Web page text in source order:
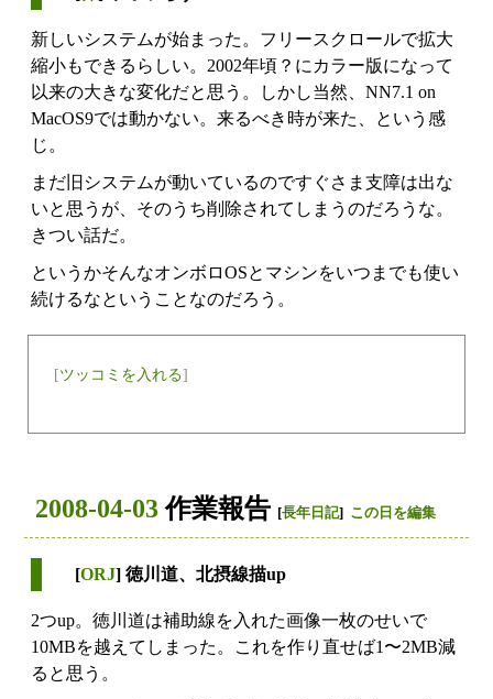
新しいシステムが始まった。フリースクロールで拡大
縮小もできるらしい。2002年頃？にカラー版になって
以来の大きな変化だと思う。しかし当然、NN7.1 on
MacOS9では動かない。来るべき時が来た、という感
じ。
まだ旧システムが動いているのですぐさま支障は出な
いと思うが、そのうち削除されてしまうのだろうな。
きつい話だ。
というかそんなオンボロOSとマシンをいつまでも使い
続けるなということなのだろう。
[ツッコミを入れる]
2008-04-03 作業報告 [長年日記] この日を編集
[ORJ] 徳川道、北摂線描up
2つup。徳川道は補助線を入れた画像一枚のせいで
10MBを越えてしまった。これを作り直せば1〜2MB減
ると思う。